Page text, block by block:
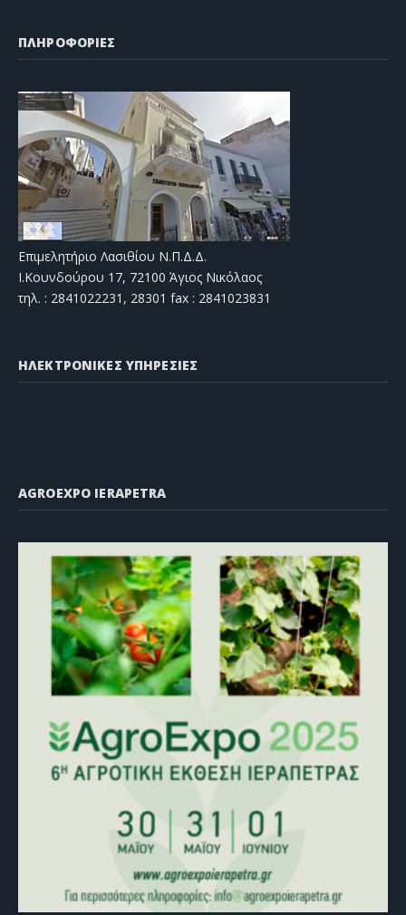
ΠΛΗΡΟΦΟΡΙΕΣ
Επιμελητήριο Λασιθίου Ν.Π.Δ.Δ.
Ι.Κουνδούρου 17, 72100 Άγιος Νικόλαος
τηλ. : 2841022231, 28301 fax : 2841023831
ΗΛΕΚΤΡΟΝΙΚΕΣ ΥΠΗΡΕΣΙΕΣ
AGROEXPO IERAPETRA